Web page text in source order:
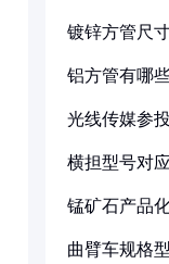
镀锌方管尺
铝方管有哪
光线传媒参
横担型号对
锰矿石产品
曲臂车规格